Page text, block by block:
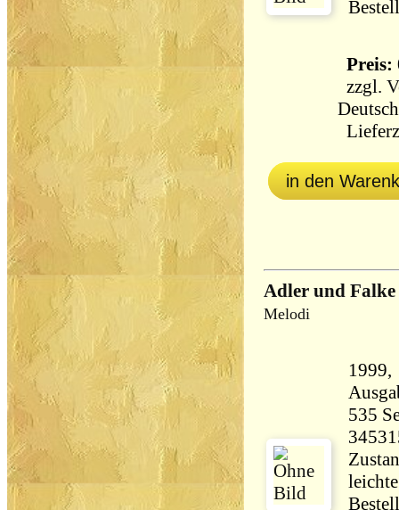
Preis:
zzgl.
in den
Adler und Falke
Melodi
1999,
535 Seiten